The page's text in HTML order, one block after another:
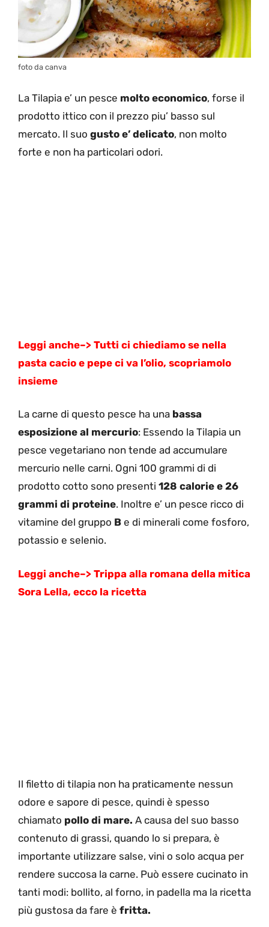
foto da canva
La Tilapia e’ un pesce molto economico, forse il
prodotto ittico con il prezzo piu’ basso sul
mercato. Il suo gusto e’ delicato, non molto
forte e non ha particolari odori.
Leggi anche–> Tutti ci chiediamo se nella
pasta cacio e pepe ci va l’olio, scopriamolo
insieme
La carne di questo pesce ha una bassa
esposizione al mercurio: Essendo la Tilapia un
pesce vegetariano non tende ad accumulare
mercurio nelle carni. Ogni 100 grammi di di
prodotto cotto sono presenti 128 calorie e 26
grammi di proteine. Inoltre e’ un pesce ricco di
vitamine del gruppo B e di minerali come fosforo,
potassio e selenio.
Leggi anche–> Trippa alla romana della mitica
Sora Lella, ecco la ricetta
Il filetto di tilapia non ha praticamente nessun
odore e sapore di pesce, quindi è spesso
chiamato pollo di mare. A causa del suo basso
contenuto di grassi, quando lo si prepara, è
importante utilizzare salse, vini o solo acqua per
rendere succosa la carne. Può essere cucinato in
tanti modi: bollito, al forno, in padella ma la ricetta
più gustosa da fare è fritta.